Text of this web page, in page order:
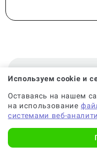
🟢 Консультант:
🟢 Гарантия на
Используем cookie и
Оставаясь на нашем
на использование
системами веб-